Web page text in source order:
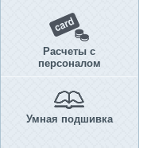
Расчеты с
персоналом
Умная подшивка